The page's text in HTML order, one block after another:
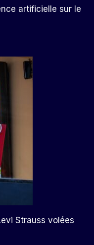
artificielle sur le
Strauss volées